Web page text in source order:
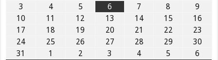
3
4 5 6 7 8
9
10
11 12 13 14 15
16
17
18 19 20 21 22
23
24
25 26 27 28 29
30
31
1 2 3 4 5 6